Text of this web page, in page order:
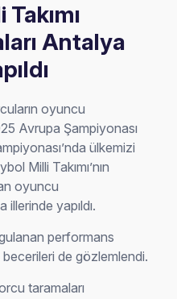
Antalya
oyuncu
Avrupa Şampiyonası
ülkemizi
Milli Takımı’nın
oyuncu
yapıldı.
performans
becerileri de gözlemlendi.
taramaları